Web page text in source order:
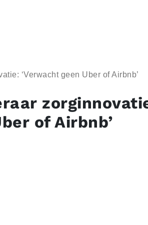
‘Verwacht geen Uber of Airbnb’
of Airbnb’